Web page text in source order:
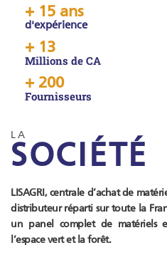
d'expérience
+ 15 ans
Millions de CA
+ 13
Fournisseurs
+ 200
LA
SOCIÉTÉ
LISAGRI, centrale d’achat de
distributeur réparti sur toute la
un panel complet de matériels
l’espace vert et la forêt.